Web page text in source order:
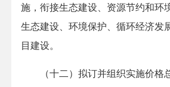
施，衔接生态建设、资源节约和环
生态建设、环境保护、循环经济发
目建设。
（十二）拟订并组织实施价格总